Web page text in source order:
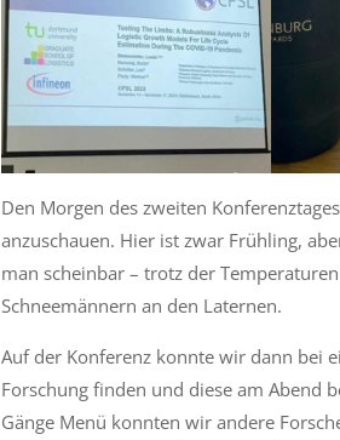
Den Morgen des zweiten
anzuschauen. Hier ist zwar Frühling,
man scheinbar – trotz der
Schneemännern an den Laternen.
Auf der Konferenz konnte wir dann bei
Forschung finden und diese am Abend
Gänge Menü konnten wir andere